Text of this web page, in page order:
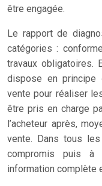
être engagée.
Le rapport de
catégories :
travaux obligatoires.
dispose en principe
vente pour réaliser
être pris en charge
l’acheteur après,
vente. Dans tous
compromis puis à
information complète